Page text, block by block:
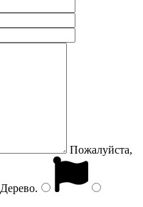
Пожалуйста,
Дерево.